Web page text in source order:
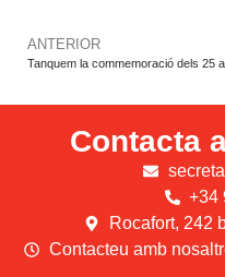
ANTERIOR
Contacta
+34
Rocafort, 242
Contacteu amb